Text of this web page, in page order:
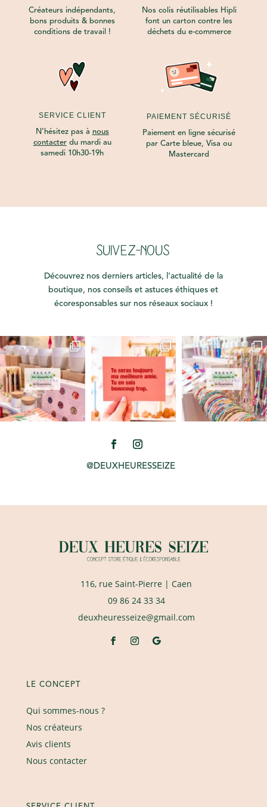
Créateurs indépendants,
bons produits & bonnes
conditions de travail !
Nos colis réutilisables Hipli
font un carton contre les
déchets du e-commerce
SERVICE CLIENT
N’hésitez pas à nous
contacterdu mardi au
samedi 10h30-19h
PAIEMENT SÉCURISÉ
Paiement en ligne sécurisé
par Carte bleue, Visa ou
Mastercard
SUIVEZ-NOUS
Découvrez nos derniers articles, l’actualité de la
boutique, nos conseils et astuces éthiques et
écoresponsables sur nos réseaux sociaux !
@DEUXHEURESSEIZE
116, rue Saint-Pierre | Caen
09 86 24 33 34
deuxheuresseize@gmail.com
LE CONCEPT
Qui sommes-nous ?
Nos créateurs
Avis clients
Nous contacter